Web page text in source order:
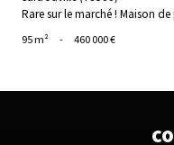
Rare sur le marché ! Maison
95 m² - 460 000 €